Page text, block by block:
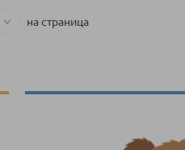
на страница